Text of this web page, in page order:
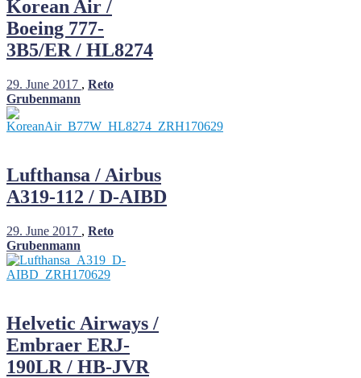
Korean Air /
Boeing 777-
3B5/ER / HL8274
29. June 2017 , Reto
Grubenmann
Lufthansa / Airbus
A319-112 / D-AIBD
29. June 2017 , Reto
Grubenmann
Helvetic Airways /
Embraer ERJ-
190LR / HB-JVR